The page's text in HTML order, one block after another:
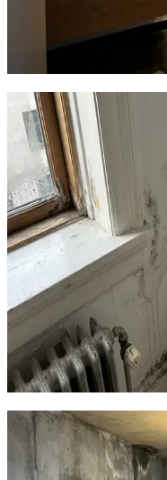
Allergisymptomer
Skimmel der vender
Luftfugtighed
70
Skimmel =
stillestående
Skimmelsvamp er en
ting for at vokse: fugt
materiale (træ, tapet,
kan ikke fjerne det
vægge og møbler.
Mekanisk ventilation
den fjerner fugtig luft
udeluft. AirPro V2
monitorerer
ventilationen når RH
forebyggelse, ikke
Indhent tilbudRing70